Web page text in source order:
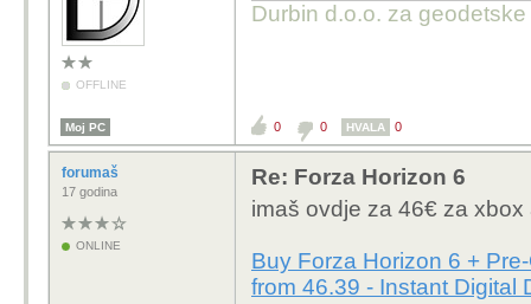
OFFLINE
Durbin d.o.o. za
Moj PC 0 0 HVALA 0
forumaš
17 godina
ONLINE
Re: Forza Horizon 6
imaš ovdje za 46€ za xbox
Buy Forza Horizon 6 +
from 46.39 - Instant Digital